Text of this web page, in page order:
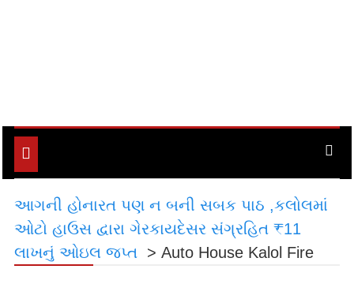
Toggle
navigation
આગની હોનારત પણ ન બની સબક પાઠ ,કલોલમાં
ઓટો હાઉસ દ્વારા ગેરકાયદેસર સંગ્રહિત ₹11
લાખનું ઓઇલ જપ્ત > Auto House Kalol Fire